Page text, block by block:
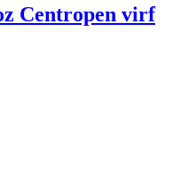
Centropen virf